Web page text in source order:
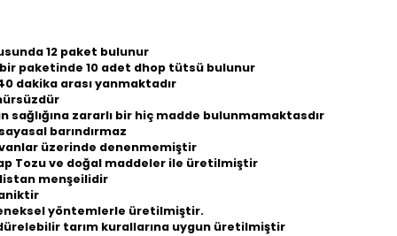
12 paket bulunur
paketinde 10 adet dhop tütsü bulunur
dakika arası yanmaktadır
sağlığına zararlı bir hiç madde bulunmamaktasdır
barındırmaz
üzerinde denenmemiştir
Tozu ve doğal maddeler ile üretilmiştir
menşeilidir
yöntemlerle üretilmiştir.
tarım kurallarına uygun üretilmiştir